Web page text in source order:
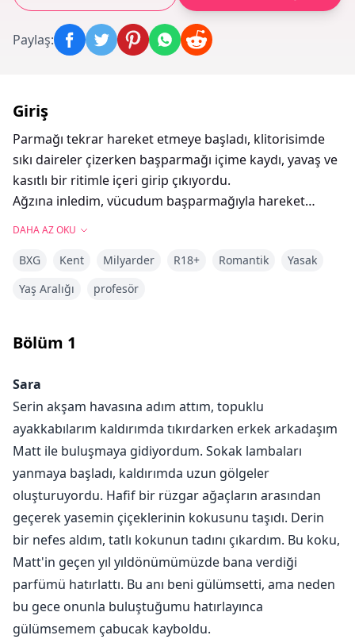
Paylaş:
Giriş
Parmağı tekrar hareket etmeye başladı, klitorisimde
sıkı daireler çizerken başparmağı içime kaydı, yavaş ve
kasıtlı bir ritimle içeri girip çıkıyordu.
Ağzına inledim, vücudum başparmağıyla hareket
"Benim için gel, Sara," diye hırladı, parmağı klitorisime
daha sert bastırarak. "Elimde boşaldığını hissetmeme
bulduğunu sanmıştı, ta ki yıkıcı bir ihanet dünyasını alt
üst edene kadar. Teselli arayışı içinde, gizemli bir
yabancıyla tutkulu bir tek gecelik ilişkiye girer, ancak
onun yeni profesörü Tom olduğunu keşfeder.
Tom'un dünyası göründüğü gibi değildir - o bir
milyarderin oğludur ve babası onu profesörlükten
vazgeçip aile işini devralması için baskı yapmaktadır.
Sara, kalbini takip etme cesaretini bulabilecek mi,
yoksa toplumsal normlar ve geçmiş ihanetler onları
ayıracak mı?
DAHA AZ OKU
BXG Kent Milyarder R18+ Romantik
Yasak
Yaş Aralığı
profesör
Bölüm 1
Sara
Serin akşam havasına adım attım, topuklu
ayakkabılarım kaldırımda tıkırdarken erkek arkadaşım
Matt ile buluşmaya gidiyordum. Sokak lambaları
yanmaya başladı, kaldırımda uzun gölgeler
oluşturuyordu. Hafif bir rüzgar ağaçların arasından
geçerek yasemin çiçeklerinin kokusunu taşıdı. Derin
bir nefes aldım, tatlı kokunun tadını çıkardım. Bu koku,
Matt'in geçen yıl yıldönümümüzde bana verdiği
parfümü hatırlattı. Bu anı beni gülümsetti, ama neden
bu gece onunla buluştuğumu hatırlayınca
gülümsemem çabucak kayboldu.